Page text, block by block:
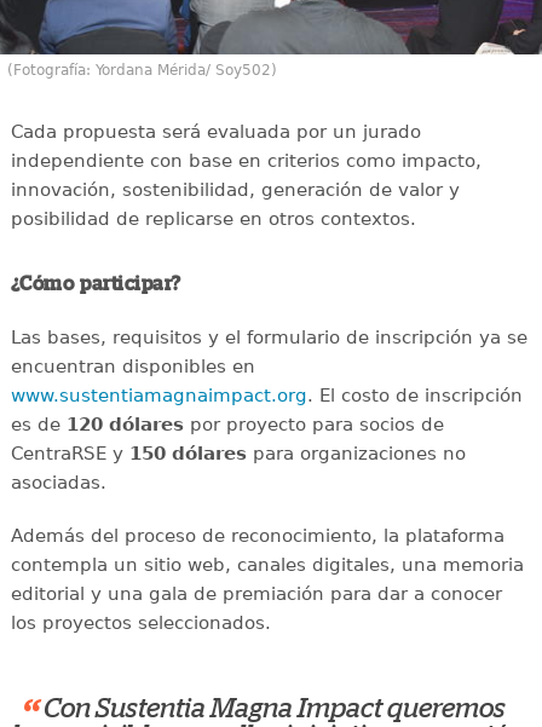
(Fotografía: Yordana Mérida/ Soy502)
Cada propuesta será evaluada por un jurado
independiente con base en criterios como impacto,
innovación, sostenibilidad, generación de valor y
posibilidad de replicarse en otros contextos.
¿Cómo participar?
Las bases, requisitos y el formulario de inscripción ya se
encuentran disponibles en
www.sustentiamagnaimpact.org. El costo de inscripción
es de 120 dólarespor proyecto para socios de
CentraRSE y 150 dólarespara organizaciones no
asociadas.
Además del proceso de reconocimiento, la plataforma
contempla un sitio web, canales digitales, una memoria
editorial y una gala de premiación para dar a conocer
los proyectos seleccionados.
Con Sustentia Magna Impact queremos